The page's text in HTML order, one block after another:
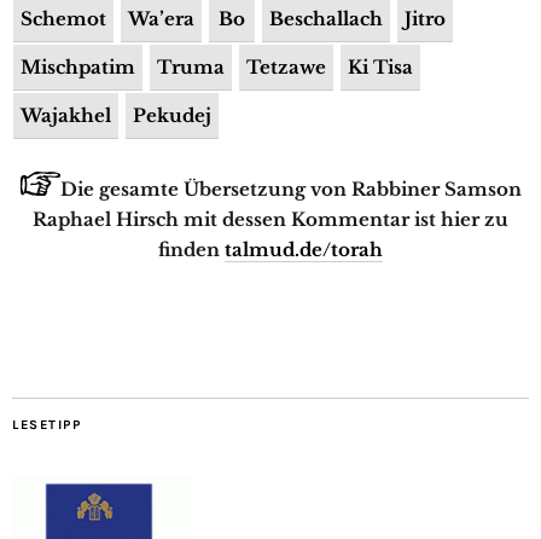
Schemot Wa’era Bo Beschallach Jitro
Mischpatim Truma Tetzawe Ki Tisa
Wajakhel Pekudej
Die gesamte Übersetzung von Rabbiner Samson
Raphael Hirsch mit dessen Kommentar ist hier zu
finden talmud.de/torah
LESETIPP